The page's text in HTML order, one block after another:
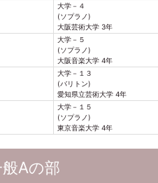
大学－４
(ソプラノ)
大阪芸術大学 3年
大学－５
(ソプラノ)
大阪音楽大学 4年
大学－１３
(バリトン)
愛知県立芸術大学 4年
大学－１５
(ソプラノ)
東京音楽大学 4年
Aの部